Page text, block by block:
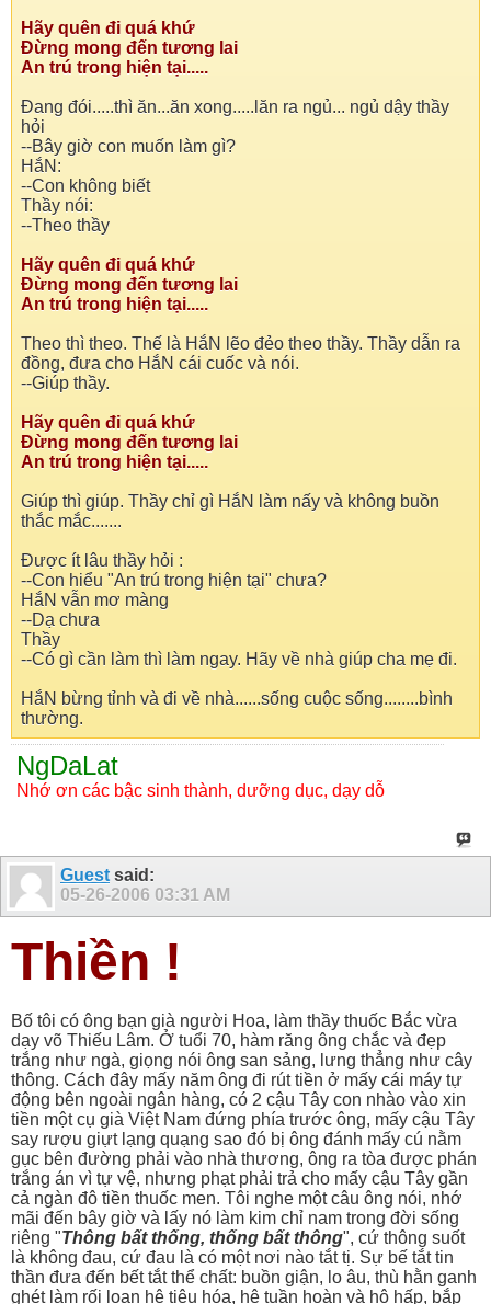
Hãy quên đi quá khứ
Đừng mong đến tương lai
An trú trong hiện tại.....
Đang đói.....thì ăn...ăn xong.....lăn ra ngủ... ngủ dậy thầy
hỏi
--Bây giờ con muốn làm gì?
HắN:
--Con không biết
Thầy nói:
--Theo thầy
Hãy quên đi quá khứ
Đừng mong đến tương lai
An trú trong hiện tại.....
Theo thì theo. Thế là HắN lẽo đẻo theo thầy. Thầy dẫn ra
đồng, đưa cho HắN cái cuốc và nói.
--Giúp thầy.
Hãy quên đi quá khứ
Đừng mong đến tương lai
An trú trong hiện tại.....
Giúp thì giúp. Thầy chỉ gì HắN làm nấy và không buồn
thắc mắc.......
Được ít lâu thầy hỏi :
--Con hiểu "An trú trong hiện tại" chưa?
HắN vẫn mơ màng
--Dạ chưa
Thầy
--Có gì cần làm thì làm ngay. Hãy về nhà giúp cha mẹ đi.
HắN bừng tỉnh và đi về nhà......sống cuộc sống........bình
thường.
NgDaLat
Nhớ ơn các bậc sinh thành, dưỡng dục, dạy dỗ
Guest said:
05-26-2006 03:31 AM
Thiền !
Bố tôi có ông bạn già người Hoa, làm thầy thuốc Bắc vừa
dạy võ Thiếu Lâm. Ở tuổi 70, hàm răng ông chắc và đẹp
trắng như ngà, giọng nói ông san sảng, lưng thẳng như cây
thông. Cách đây mấy năm ông đi rút tiền ở mấy cái máy tự
động bên ngoài ngân hàng, có 2 cậu Tây con nhào vào xin
tiền một cụ già Việt Nam đứng phía trước ông, mấy cậu Tây
say rượu giựt lạng quạng sao đó bị ông đánh mấy cú nằm
gục bên đường phải vào nhà thương, ông ra tòa được phán
trắng án vì tự vệ, nhưng phạt phải trả cho mấy cậu Tây gần
cả ngàn đô tiền thuốc men. Tôi nghe một câu ông nói, nhớ
mãi đến bây giờ và lấy nó làm kim chỉ nam trong đời sống
riêng "Thông bất thống, thống bất thông", cứ thông suốt
là không đau, cứ đau là có một nơi nào tắt tị. Sự bế tắt tin
thần đưa đến bết tắt thể chất: buồn giận, lo âu, thù hằn ganh
ghét làm rối loạn hệ tiêu hóa, hệ tuần hoàn và hô hấp, bắp